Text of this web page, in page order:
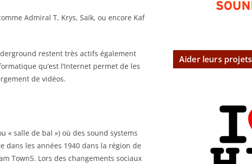
Admiral T, Krys, Saïk, ou encore Kaf
restent très actifs également
qu’est l’Internet permet de les
de vidéos.
« salle de bal ») où des sound systems
dans les années 1940 dans la région de
Town5. Lors des changements sociaux
Aider leurs projets